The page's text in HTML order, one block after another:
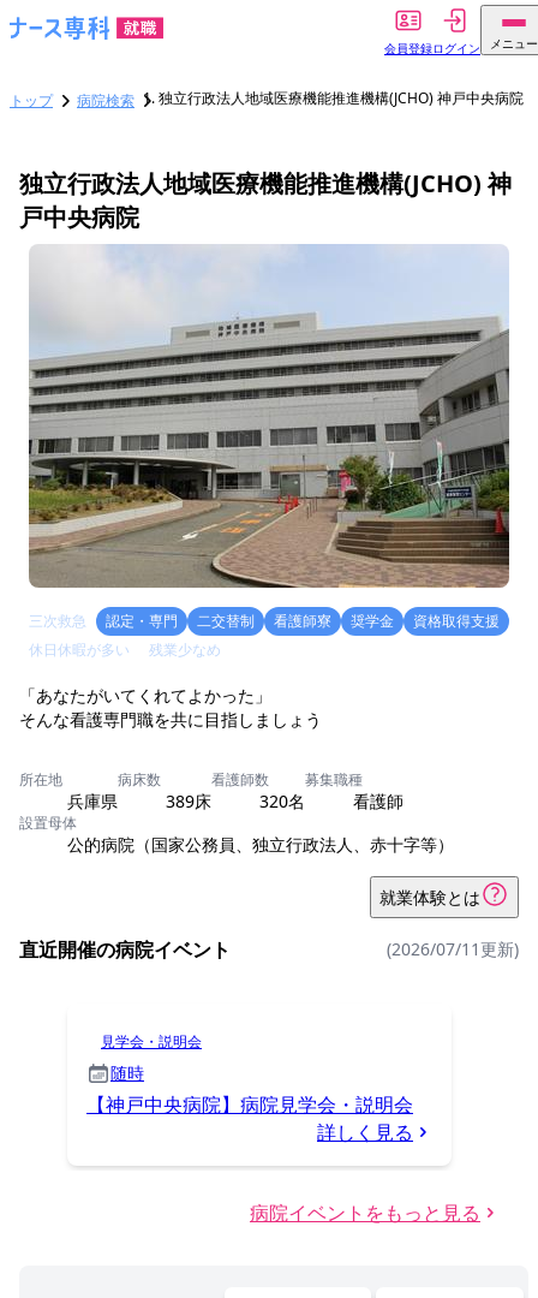
会員登録ログイン メニュー
トップ 病院検索 独立行政法人地域医療機能推進機構(JCHO) 神戸中央病院
独立行政法人地域医療機能推進機構(JCHO) 神
戸中央病院
三次救急 認定・専門 二交替制 看護師寮 奨学金
資格取得支援
休日休暇が多い
残業少なめ
「あなたがいてくれてよかった」
そんな看護専門職を共に目指しましょう
所在地
兵庫県
病床数
389床
看護師数
320名
募集職種
看護師
設置母体
公的病院（国家公務員、独立行政法人、赤十字等）
就業体験とは
直近開催の病院イベント (2026/07/11更新)
見学会・説明会
随時
【神戸中央病院】病院見学会・説明会
詳しく見る
病院イベントをもっと見る